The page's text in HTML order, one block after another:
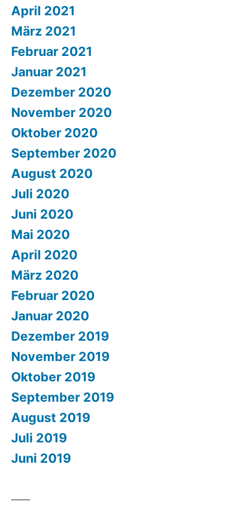
April 2021
März 2021
Februar 2021
Januar 2021
Dezember 2020
November 2020
Oktober 2020
September 2020
August 2020
Juli 2020
Juni 2020
Mai 2020
April 2020
März 2020
Februar 2020
Januar 2020
Dezember 2019
November 2019
Oktober 2019
September 2019
August 2019
Juli 2019
Juni 2019